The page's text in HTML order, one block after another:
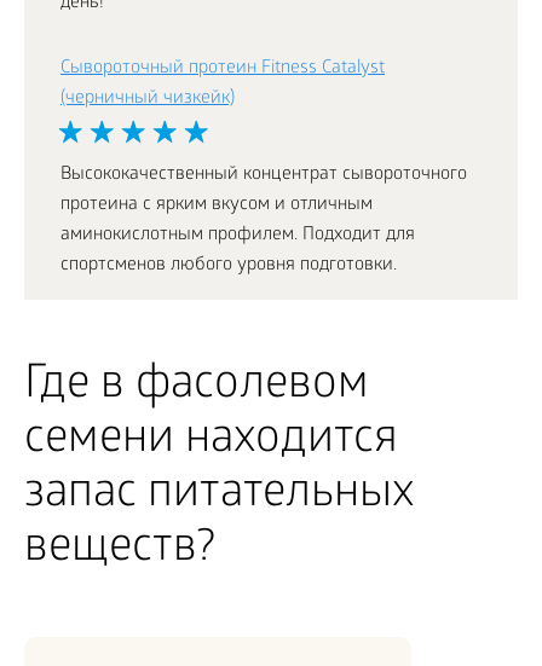
Сывороточный протеин Fitness Catalyst
(черничный чизкейк)
Высококачественный концентрат сывороточного
протеина с ярким вкусом и отличным
аминокислотным профилем. Подходит для
спортсменов любого уровня подготовки.
Где в фасолевом
семени находится
запас питательных
веществ?